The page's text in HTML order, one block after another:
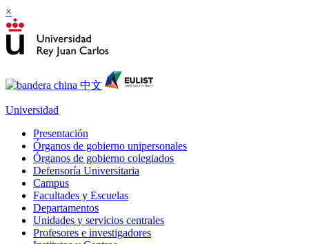
×
Universidad
Presentación
Órganos de gobierno unipersonales
Órganos de gobierno colegiados
Defensoría Universitaria
Campus
Facultades y Escuelas
Departamentos
Unidades y servicios centrales
Profesores e investigadores